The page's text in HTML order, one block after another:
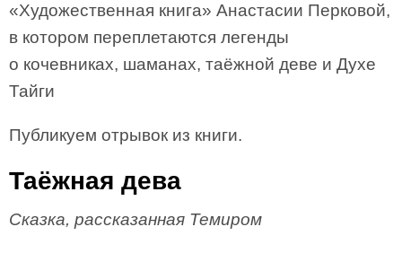
«Художественная книга» Анастасии Перковой,
в котором переплетаются легенды
о кочевниках, шаманах, таёжной деве и Духе
Тайги
Публикуем отрывок из книги.
Таёжная дева
Сказка, рассказанная Темиром